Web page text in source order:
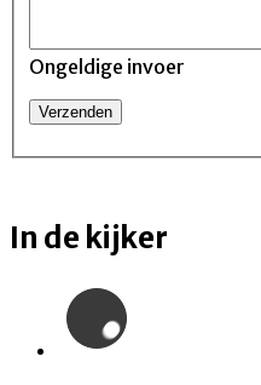
Ongeldige invoer
In de kijker